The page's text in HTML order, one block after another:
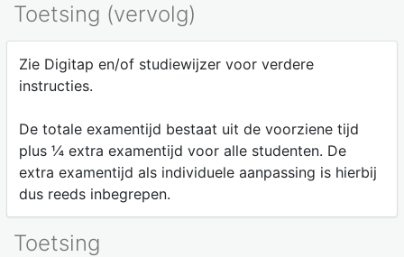
Toetsing (vervolg)
Zie Digitap en/of studiewijzer voor verdere
instructies.
De totale examentijd bestaat uit de voorziene tijd
plus ¼ extra examentijd voor alle studenten. De
extra examentijd als individuele aanpassing is hierbij
dus reeds inbegrepen.
Toetsing